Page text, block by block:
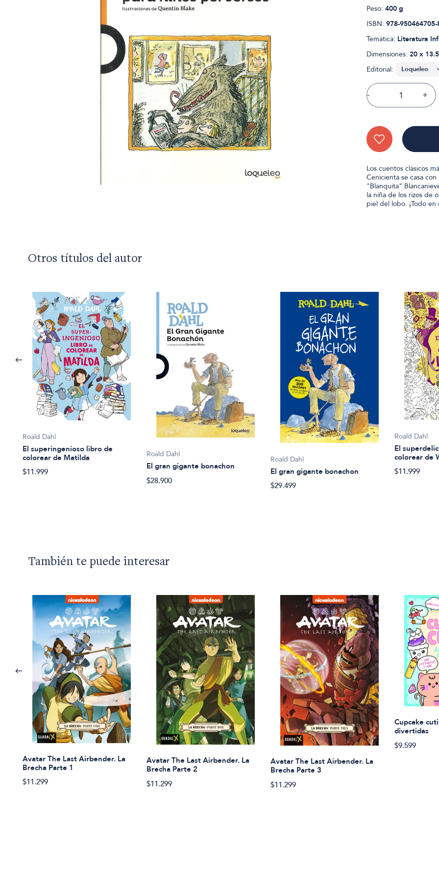
Peso: 400 g
ISBN: 978-950464705-
Temática: Literatura
Dimensiones: 20 x 13.5
Editorial:
- +
Los cuentos clásicos
Cenicienta se casa
"Blanquita"
la niña de los rizos de
piel del lobo. ¡Todo
Otros títulos del autor
Roald Dahl
El superingenioso libro de
colorear de Matilda
$11.999
Roald Dahl
El gran gigante bonachon
$28.900
Roald Dahl
El gran gigante bonachon
$29.499
Roald Dahl
El
colorear de
$11.999
También te puede interesar
Avatar The Last Airbender. La
Brecha Parte 1
$11.299
Avatar The Last Airbender. La
Brecha Parte 2
$11.299
Avatar The Last Airbender. La
Brecha Parte 3
$11.299
Cupcake
divertidas
$9.599